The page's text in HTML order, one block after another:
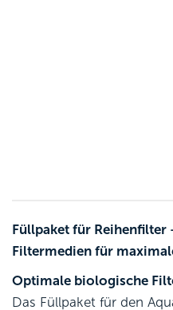
Füllpaket für
Filtermedien für
Optimale biologische
Das Füllpaket für den